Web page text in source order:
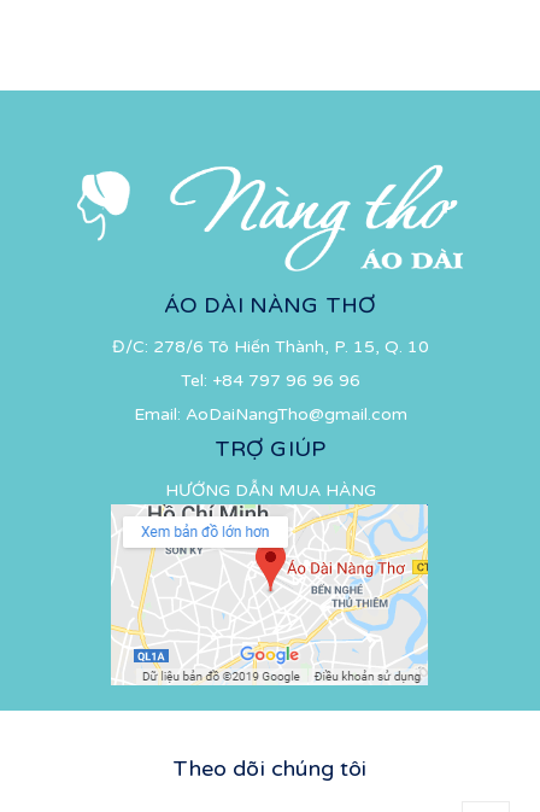
ÁO DÀI NÀNG THƠ
Đ/C: 278/6 Tô Hiến Thành, P. 15, Q. 10
Tel: +84 797 96 96 96
Email: AoDaiNangTho@gmail.com
TRỢ GIÚP
HƯỚNG DẪN MUA HÀNG
Theo dõi chúng tôi